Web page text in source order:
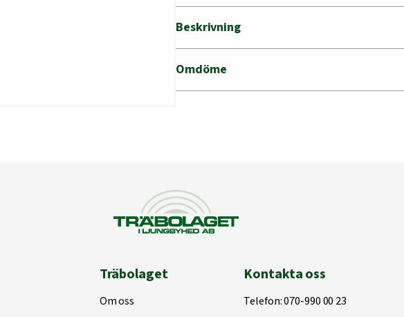
BRK=200
mängd
Beskrivning
Omdöme
Träbolaget
Om oss
Kontakta oss
Telefon:070-990 00 23